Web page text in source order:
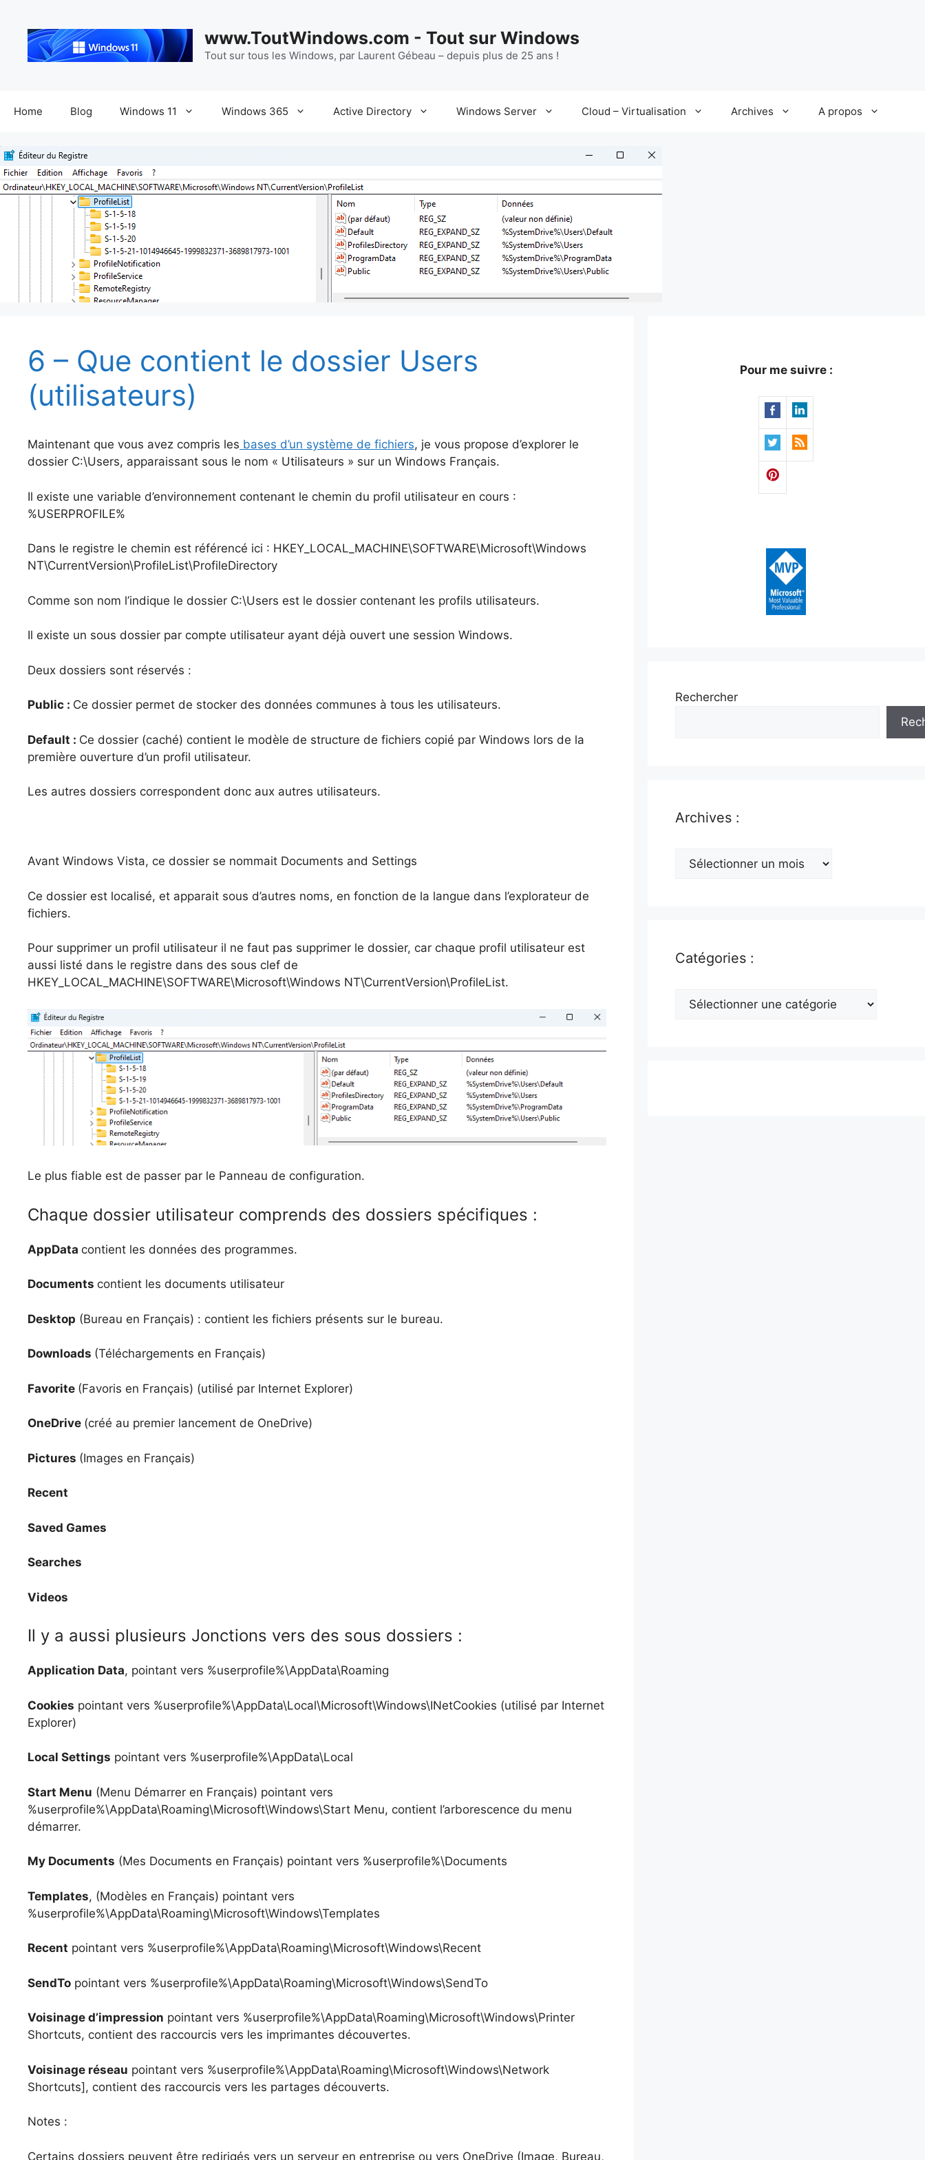
contenu
www.ToutWindows.com - Tout sur Windows
Tout sur tous les Windows, par Laurent Gébeau – depuis plus de 25 ans !
Home Blog Windows 11 Windows 365 Active Directory Windows Server Cloud – Virtualisation Archives A propos
6 – Que contient le dossier Users
(utilisateurs)
Maintenant que vous avez compris les bases d’un système de fichiers, je vous propose d’explorer le
dossier C:\Users, apparaissant sous le nom « Utilisateurs » sur un Windows Français.
Il existe une variable d’environnement contenant le chemin du profil utilisateur en cours :
%USERPROFILE%
Dans le registre le chemin est référencé ici : HKEY_LOCAL_MACHINE\SOFTWARE\Microsoft\Windows
NT\CurrentVersion\ProfileList\ProfileDirectory
Comme son nom l’indique le dossier C:\Users est le dossier contenant les profils utilisateurs.
Il existe un sous dossier par compte utilisateur ayant déjà ouvert une session Windows.
Deux dossiers sont réservés :
Public : Ce dossier permet de stocker des données communes à tous les utilisateurs.
Default : Ce dossier (caché) contient le modèle de structure de fichiers copié par Windows lors de la
première ouverture d’un profil utilisateur.
Les autres dossiers correspondent donc aux autres utilisateurs.
Avant Windows Vista, ce dossier se nommait Documents and Settings
Ce dossier est localisé, et apparait sous d’autres noms, en fonction de la langue dans l’explorateur de
fichiers.
Pour supprimer un profil utilisateur il ne faut pas supprimer le dossier, car chaque profil utilisateur est
aussi listé dans le registre dans des sous clef de
HKEY_LOCAL_MACHINE\SOFTWARE\Microsoft\Windows NT\CurrentVersion\ProfileList.
Le plus fiable est de passer par le Panneau de configuration.
Chaque dossier utilisateur comprends des dossiers spécifiques :
AppData contient les données des programmes.
Documents contient les documents utilisateur
Desktop (Bureau en Français) : contient les fichiers présents sur le bureau.
Downloads (Téléchargements en Français)
Favorite (Favoris en Français) (utilisé par Internet Explorer)
OneDrive (créé au premier lancement de OneDrive)
Pictures (Images en Français)
Recent
Saved Games
Searches
Videos
Il y a aussi plusieurs Jonctions vers des sous dossiers :
Application Data, pointant vers %userprofile%\AppData\Roaming
Cookies pointant vers %userprofile%\AppData\Local\Microsoft\Windows\INetCookies (utilisé par Internet
Explorer)
Local Settings pointant vers %userprofile%\AppData\Local
Start Menu (Menu Démarrer en Français) pointant vers
%userprofile%\AppData\Roaming\Microsoft\Windows\Start Menu, contient l’arborescence du menu
démarrer.
My Documents (Mes Documents en Français) pointant vers %userprofile%\Documents
Templates, (Modèles en Français) pointant vers
%userprofile%\AppData\Roaming\Microsoft\Windows\Templates
Recent pointant vers %userprofile%\AppData\Roaming\Microsoft\Windows\Recent
SendTo pointant vers %userprofile%\AppData\Roaming\Microsoft\Windows\SendTo
Voisinage d’impression pointant vers %userprofile%\AppData\Roaming\Microsoft\Windows\Printer
Shortcuts, contient des raccourcis vers les imprimantes découvertes.
Voisinage réseau pointant vers %userprofile%\AppData\Roaming\Microsoft\Windows\Network
Shortcuts], contient des raccourcis vers les partages découverts.
Notes :
Certains dossiers peuvent être redirigés vers un serveur en entreprise ou vers OneDrive (Image, Bureau,
Pour me suivre :
Rechercher
Archives :
Archives
Catégories :
Catégories